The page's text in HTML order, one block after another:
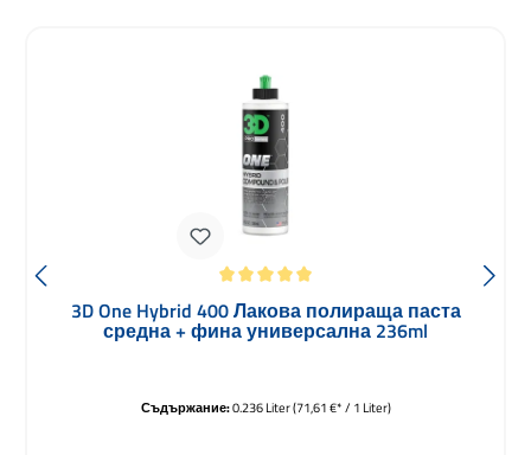
3D One Hybrid 400 Лакова полираща паста
средна + фина универсална 236ml
Съдържание:0.236 Liter(71,61 €* / 1 Liter)